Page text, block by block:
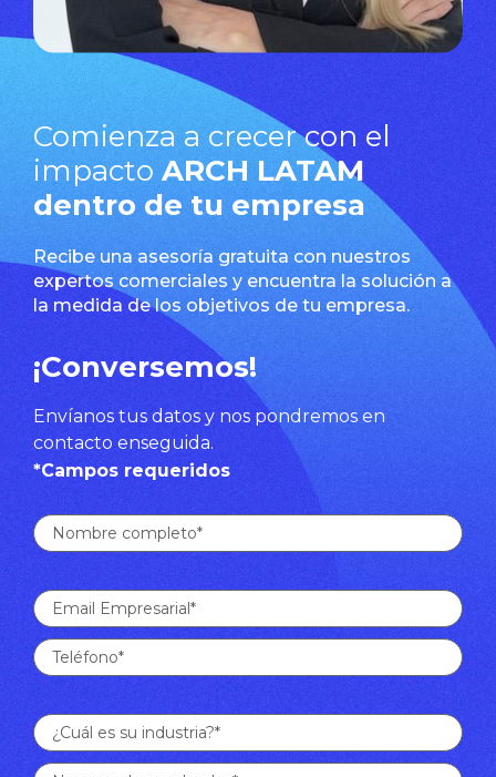
Comienza a crecer con el
impacto ARCH LATAM
dentro de tu empresa
Recibe una asesoría gratuita con nuestros
expertos comerciales y encuentra la solución a
la medida de los objetivos de tu empresa.
¡Conversemos!
Envíanos tus datos y nos pondremos en
contacto enseguida.
*Campos requeridos